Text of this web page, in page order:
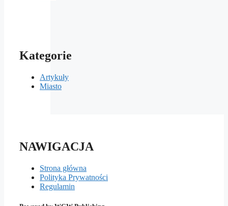
Kategorie
Artykuły
Miasto
NAWIGACJA
Strona główna
Polityka Prywatności
Regulamin